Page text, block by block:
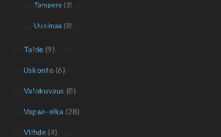
Tampere (3)
Uusimaa (8)
Taide (9)
Uskonto (6)
Valokuvaus (8)
Vapaa-aika (28)
Viihde (4)